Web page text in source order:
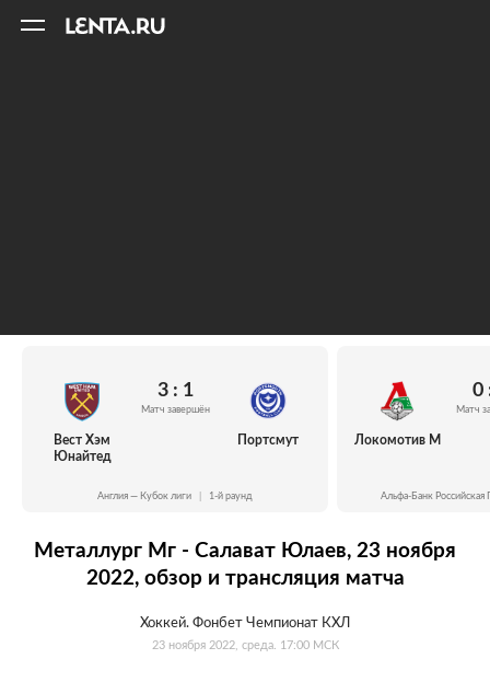
Вест Хэм
Юнайтед
3 : 1
Матч завершён
Портсмут
Англия — Кубок лиги 1-й раунд
Локомотив М
0
Матч
Альфа-Банк Российская
Металлург Мг - Салават Юлаев, 23 ноября
2022, обзор и трансляция матча
Хоккей. Фонбет Чемпионат КХЛ
23 ноября 2022, среда. 17:00 МСК